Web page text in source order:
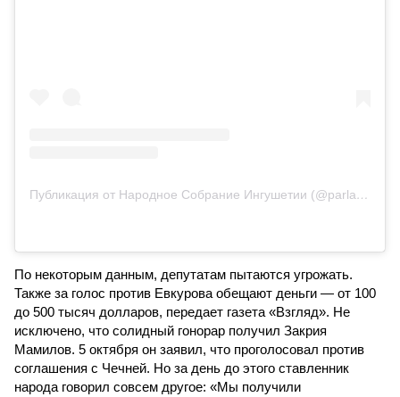
Публикация от Народное Собрание Ингушетии (@parlament_ri)
По некоторым данным, депутатам пытаются угрожать.
Также за голос против Евкурова обещают деньги — от 100
до 500 тысяч долларов, передает газета «Взгляд». Не
исключено, что солидный гонорар получил Закрия
Мамилов. 5 октября он заявил, что проголосовал против
соглашения с Чечней. Но за день до этого ставленник
народа говорил совсем другое: «Мы получили